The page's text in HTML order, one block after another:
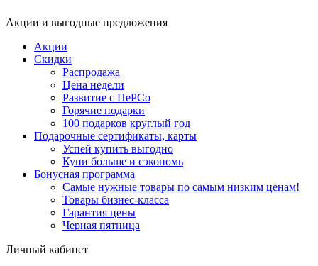
Акции и выгодные предложения
Акции
Скидки
Распродажа
Цена недели
Развитие с ПеРСо
Горячие подарки
100 подарков круглый год
Подарочные сертификаты, карты
Успей купить выгодно
Купи больше и сэкономь
Бонусная программа
Самые нужные товары по самым низким ценам!
Товары бизнес-класса
Гарантия цены
Черная пятница
Личный кабинет